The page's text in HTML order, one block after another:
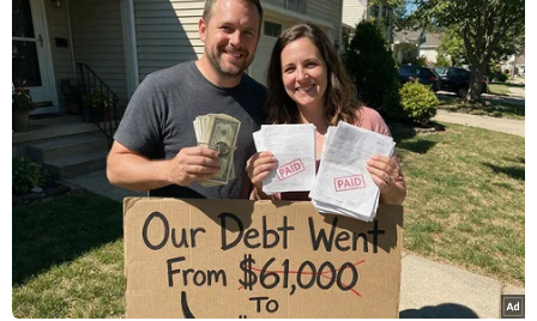
#mưa dông #mưa rào
#sạt lở đất
#Ban Chỉ đạo Quốc gia
Theo dõi VietnamPlus